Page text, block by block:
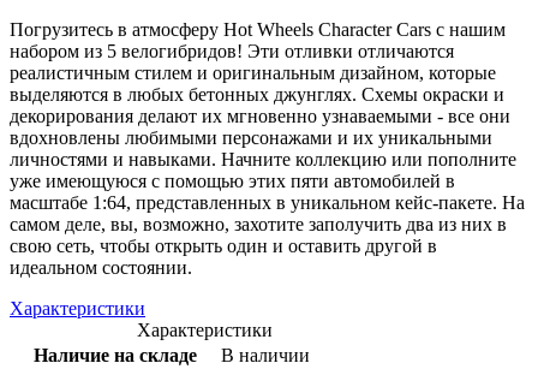
Погрузитесь в атмосферу Hot Wheels Character Cars с нашим
набором из 5 велогибридов! Эти отливки отличаются
реалистичным стилем и оригинальным дизайном, которые
выделяются в любых бетонных джунглях. Схемы окраски и
декорирования делают их мгновенно узнаваемыми - все они
вдохновлены любимыми персонажами и их уникальными
личностями и навыками. Начните коллекцию или пополните
уже имеющуюся с помощью этих пяти автомобилей в
масштабе 1:64, представленных в уникальном кейс-пакете. На
самом деле, вы, возможно, захотите заполучить два из них в
свою сеть, чтобы открыть один и оставить другой в
идеальном состоянии.
Характеристики
Характеристики
Наличие на складе
В наличии